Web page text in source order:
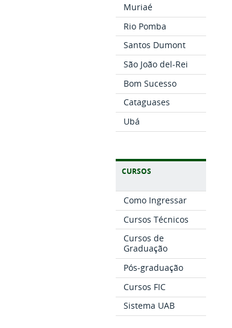
Muriaé
Rio Pomba
Santos Dumont
São João del-Rei
Bom Sucesso
Cataguases
Ubá
CURSOS
Como Ingressar
Cursos Técnicos
Cursos de
Graduação
Pós-graduação
Cursos FIC
Sistema UAB